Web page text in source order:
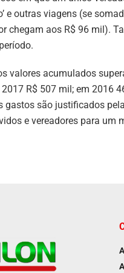
e outras viagens (se
chegam aos R$ 96 mil).
valores acumulados
R$ 507 mil; em 2016
gastos são justificados
e vereadores para um